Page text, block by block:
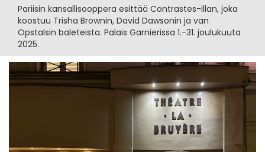
Pariisin kansallisooppera esittää Contrastes-illan, joka
koostuu Trisha Brownin, David Dawsonin ja van
Opstalsin baleteista. Palais Garnierissa 1.-31. joulukuuta
2025.